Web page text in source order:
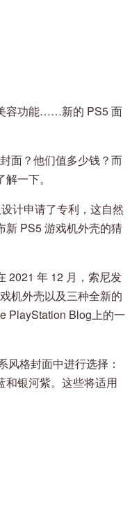
容功能……新的 PS5 面
面？他们值多少钱？而
一下。
计申请了专利，这自然
新 PS5 游戏机外壳的猜
2021 年 12 月，索尼发
机外壳以及三种全新的
PlayStation Blog上的一
风格封面中进行选择：
和银河紫。这些将适用